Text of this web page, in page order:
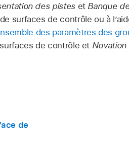
des pisteset Banque
surfaces de contrôle ou à
des paramètres des
de contrôle et Novation
de